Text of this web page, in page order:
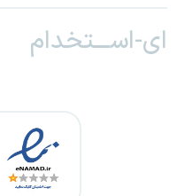
ای-اســـتخدام